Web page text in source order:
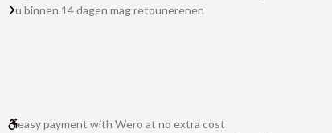
u binnen 14 dagen mag retounerenen
easy payment with Wero at no extra cost